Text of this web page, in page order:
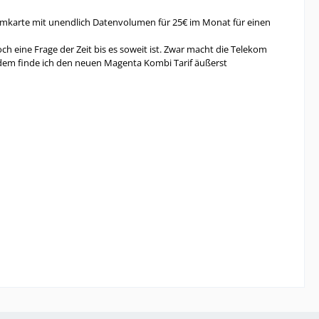
mit unendlich Datenvolumen für 25€ im Monat für einen
eine Frage der Zeit bis es soweit ist. Zwar macht die Telekom
finde ich den neuen Magenta Kombi Tarif äußerst